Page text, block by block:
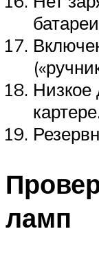
Низкое
ламп